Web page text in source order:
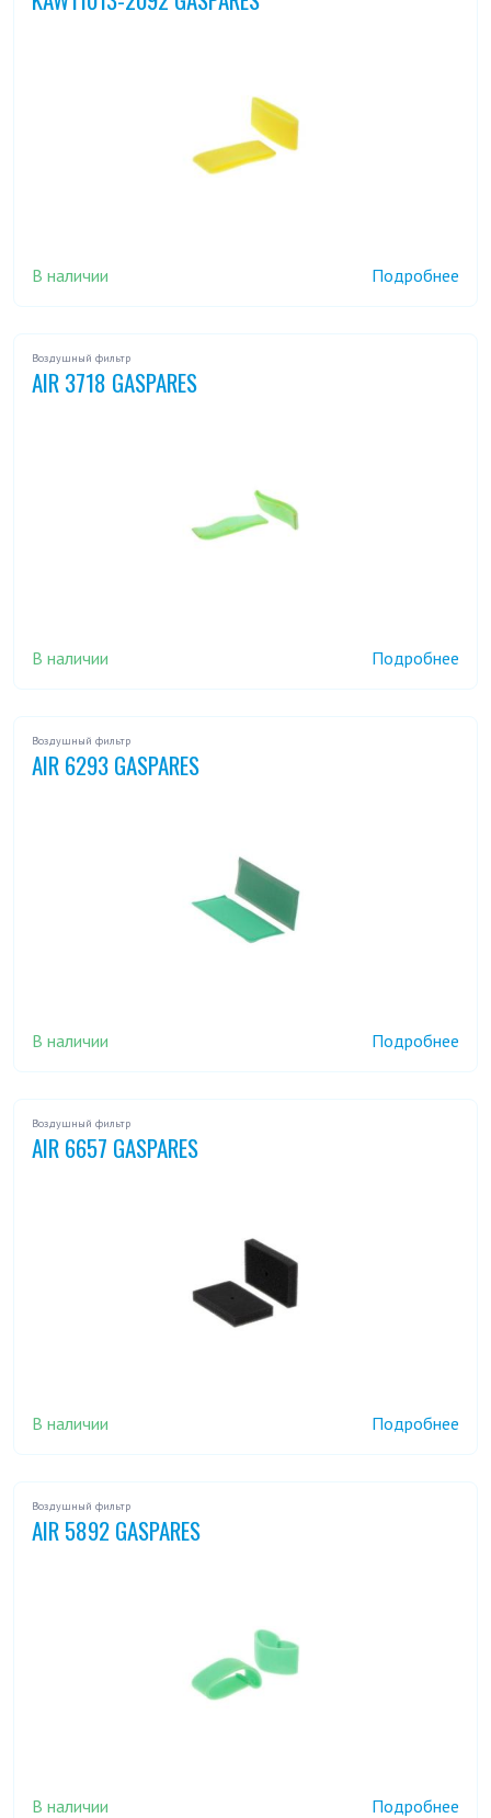
В наличии Подробнее
Воздушный фильтр
AIR 3718 GASPARES
В наличии Подробнее
Воздушный фильтр
AIR 6293 GASPARES
В наличии Подробнее
Воздушный фильтр
AIR 6657 GASPARES
В наличии Подробнее
Воздушный фильтр
AIR 5892 GASPARES
В наличии Подробнее